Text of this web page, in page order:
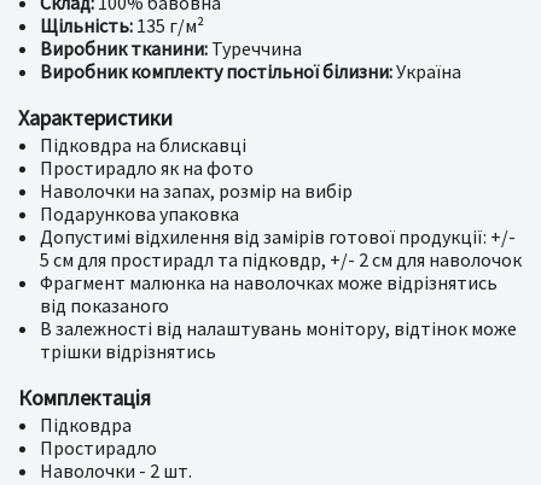
Щільність: 135 г/м²
Виробник тканини: Туреччина
Виробник комплекту постільної білизни:Україна
Характеристики
Підковдра на блискавці
Простирадло як на фото
Наволочки на запах, розмір на вибір
Подарункова упаковка
Допустимі відхилення від замірів готової продукції: +/-
5 см для простирадл та підковдр, +/- 2 см для наволочок
Фрагмент малюнка на наволочках може відрізнятись
від показаного
В залежності від налаштувань монітору, відтінок може
трішки відрізнятись
Комплектація
Підковдра
Простирадло
Наволочки - 2 шт.